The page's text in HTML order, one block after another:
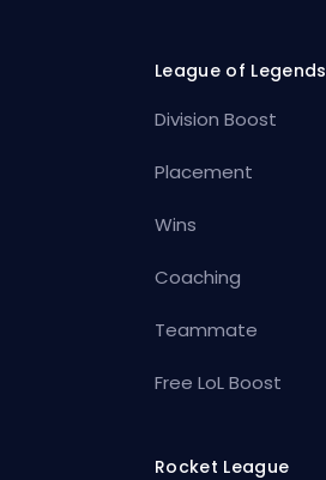
League of Legends
Division Boost
Placement
Wins
Coaching
Teammate
Free LoL Boost
Rocket League